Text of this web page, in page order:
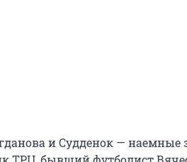
и Судденок —